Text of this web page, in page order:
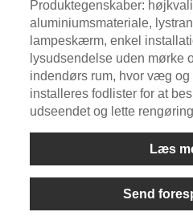
Produktegenskaber:
aluminiumsmateriale,
lampeskærm, enkel
lysudsendelse uden mørke
indendørs rum, hvor væg
installeres fodlister for at
udseendet og lette
Læs
Send